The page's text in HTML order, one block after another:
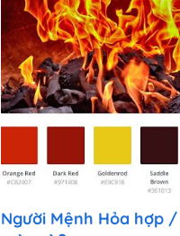
Người Mệnh Hỏa hợp